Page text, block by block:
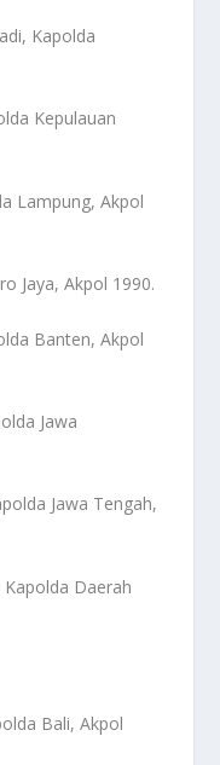
Kapolda
Kepulauan
Lampung, Akpol
Jaya, Akpol 1990.
Banten, Akpol
Jawa
Jawa Tengah,
Daerah
Bali, Akpol